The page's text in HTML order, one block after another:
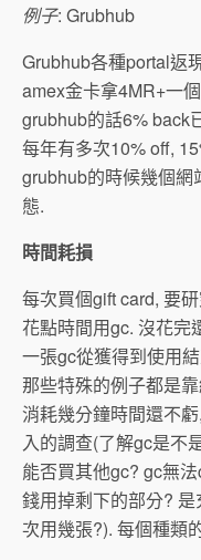
例子: Grubhub
Grubhub各種portal返
amex金卡拿4MR+一
grubhub的話6% back
每年有多次10% off,
grubhub的時候幾個
態.
時間耗損
每次買個gift card, 要
花點時間用gc. 沒花完
一張gc從獲得到使用
那些特殊的例子都是
消耗幾分鐘時間還不
入的調查(了解gc是不
能否買其他gc? gc無
錢用掉剩下的部分?
次用幾張?). 每個種類